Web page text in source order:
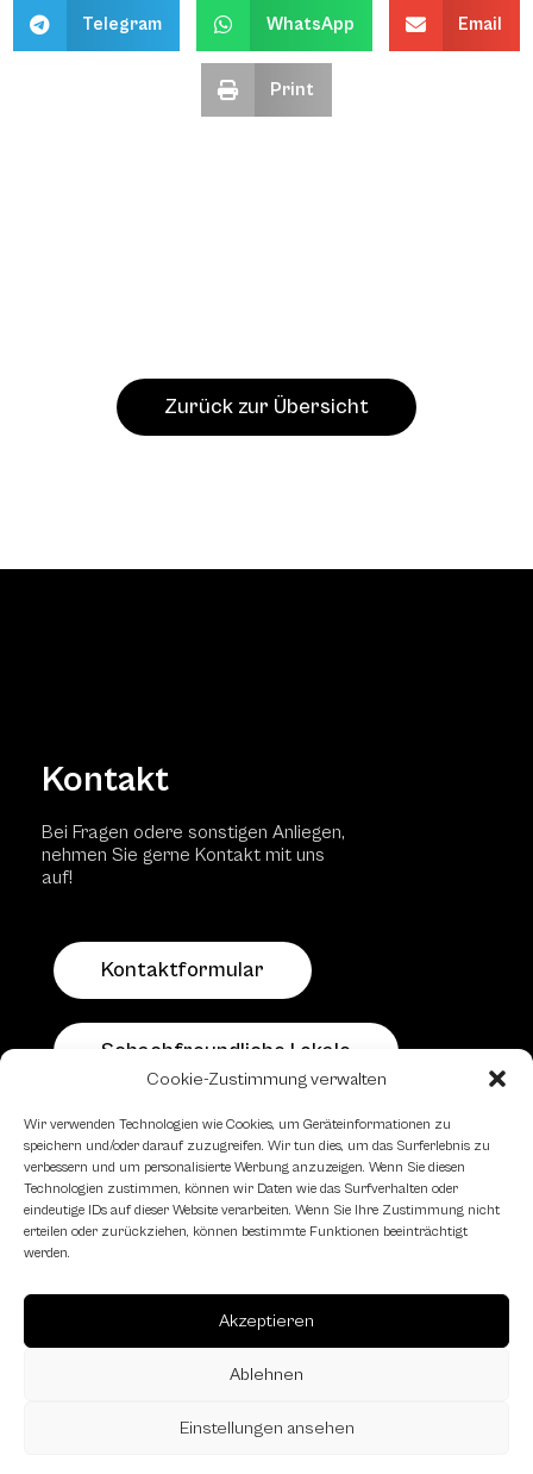
Cookie-Zustimmung verwalten
Wir verwenden Technologien wie Cookies, um Geräteinformationen zu
speichern und/oder darauf zuzugreifen. Wir tun dies, um das Surferlebnis zu
verbessern und um personalisierte Werbung anzuzeigen. Wenn Sie diesen
Technologien zustimmen, können wir Daten wie das Surfverhalten oder
eindeutige IDs auf dieser Website verarbeiten. Wenn Sie Ihre Zustimmung nicht
erteilen oder zurückziehen, können bestimmte Funktionen beeinträchtigt
werden.
Akzeptieren
Ablehnen
Einstellungen ansehen
Telegram WhatsApp Email
Print
Zurück zur Übersicht
Kontakt
Bei Fragen odere sonstigen Anliegen,
nehmen Sie gerne Kontakt mit uns
auf!
Kontaktformular
Schachfreundliche Lokale